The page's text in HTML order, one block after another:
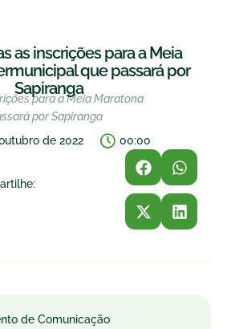
as inscrições para a Meia
que passará por
Sapiranga
para a Meia Maratona
por Sapiranga
de 2022
00:00
de Comunicação